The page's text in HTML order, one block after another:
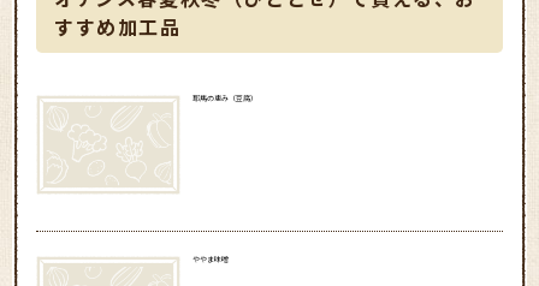
すすめ加工品
耶馬の恵み（豆腐）
ややま味噌